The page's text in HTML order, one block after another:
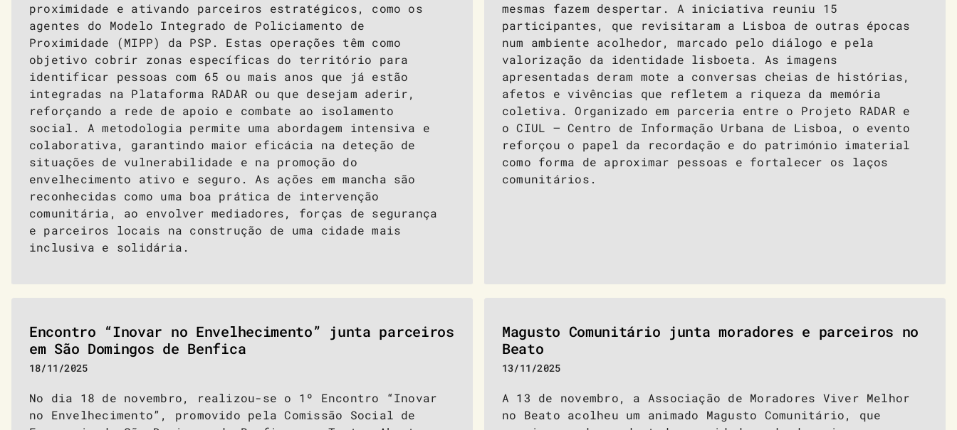
proximidade e ativando parceiros estratégicos, como os
agentes do Modelo Integrado de Policiamento de
Proximidade (MIPP) da PSP. Estas operações têm como
objetivo cobrir zonas específicas do território para
identificar pessoas com 65 ou mais anos que já estão
integradas na Plataforma RADAR ou que desejam aderir,
reforçando a rede de apoio e combate ao isolamento
social. A metodologia permite uma abordagem intensiva e
colaborativa, garantindo maior eficácia na deteção de
situações de vulnerabilidade e na promoção do
envelhecimento ativo e seguro. As ações em mancha são
reconhecidas como uma boa prática de intervenção
comunitária, ao envolver mediadores, forças de segurança
e parceiros locais na construção de uma cidade mais
inclusiva e solidária.
mesmas fazem despertar. A iniciativa reuniu 15
participantes, que revisitaram a Lisboa de outras épocas
num ambiente acolhedor, marcado pelo diálogo e pela
valorização da identidade lisboeta. As imagens
apresentadas deram mote a conversas cheias de histórias,
afetos e vivências que refletem a riqueza da memória
coletiva. Organizado em parceria entre o Projeto RADAR e
o CIUL – Centro de Informação Urbana de Lisboa, o evento
reforçou o papel da recordação e do património imaterial
como forma de aproximar pessoas e fortalecer os laços
comunitários.
Encontro “Inovar no Envelhecimento” junta parceiros
em São Domingos de Benfica
18/11/2025
No dia 18 de novembro, realizou-se o 1º Encontro “Inovar
no Envelhecimento”, promovido pela Comissão Social de
Magusto Comunitário junta moradores e parceiros no
Beato
13/11/2025
A 13 de novembro, a Associação de Moradores Viver Melhor
no Beato acolheu um animado Magusto Comunitário, que